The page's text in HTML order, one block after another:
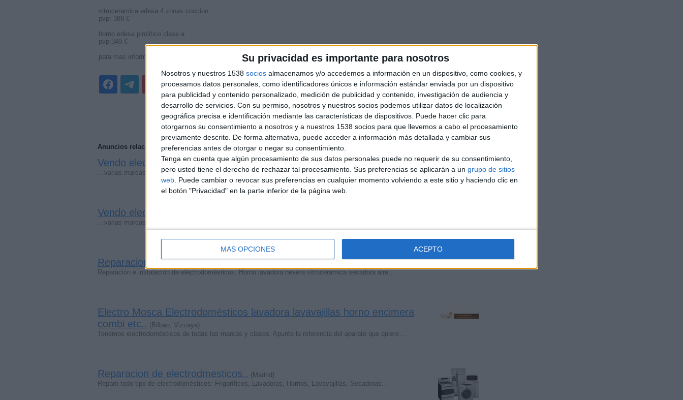
Su privacidad es importante para nosotros
Nosotros y nuestros 1538 socios almacenamos y/o accedemos a información en un dispositivo, como cookies, y
procesamos datos personales, como identificadores únicos e información estándar enviada por un dispositivo
para publicidad y contenido personalizado, medición de publicidad y contenido, investigación de audiencia y
desarrollo de servicios. Con su permiso, nosotros y nuestros socios podemos utilizar datos de localización
geográfica precisa e identificación mediante las características de dispositivos. Puede hacer clic para
otorgarnos su consentimiento a nosotros y a nuestros 1538 socios para que llevemos a cabo el procesamiento
previamente descrito. De forma alternativa, puede acceder a información más detallada y cambiar sus
preferencias antes de otorgar o negar su consentimiento.
Tenga en cuenta que algún procesamiento de sus datos personales puede no requerir de su consentimiento,
pero usted tiene el derecho de rechazar tal procesamiento. Sus preferencias se aplicarán a un grupo de sitios
web . Puede cambiar o revocar sus preferencias en cualquier momento volviendo a este sitio y haciendo clic en
el botón "Privacidad" en la parte inferior de la página web.
MÁS OPCIONES ACEPTO
vitroceramica edesa 4 zonas coccion
pvp: 389 €
horno edesa pirolitico clase a
pvp:349 €
para mas informacion concactar 971823395 e-mail. O www. Fontyregmanacor. Es. Tl
Reportar el anuncio
Anuncios relacionados
Vendo electrodomésticos (Valencia)
…varias marcas y modelos, neveras, lavadoras, secadoras, lavavajillas, desde 60€. También…
Vendo electrodomésticos
…varias marcas y modelos, neveras, lavadoras, secadoras, lavavajillas, desde 60€ también…
Reparacion de electrodomesticos en mataro y maresme
Reparación e instalación de electrodomésticos. Horno lavadora nevera vitroceramica secadora aire…
Electro Mosca Electrodomésticos lavadora lavavajillas horno encimera
combi etc.. (Bilbao, Vizcaya)
Tenemos electrodomésticos de todas las marcas y clases. Apunte la referencia del aparato que quiere…
Reparacion de electrodmesticos.. (Madrid)
Reparo todo tipo de electrodomésticos: Frigoríficos, Lavadoras, Hornos, Lavavajillas, Secadoras…